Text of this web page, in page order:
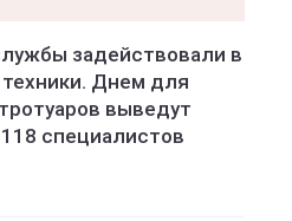
задействовали в
Днем для
выведут
специалистов